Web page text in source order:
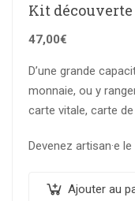
Kit
47,00€
D’une grande
monnaie, ou y
carte vitale, carte
Devenez artisan·e
Ajouter au